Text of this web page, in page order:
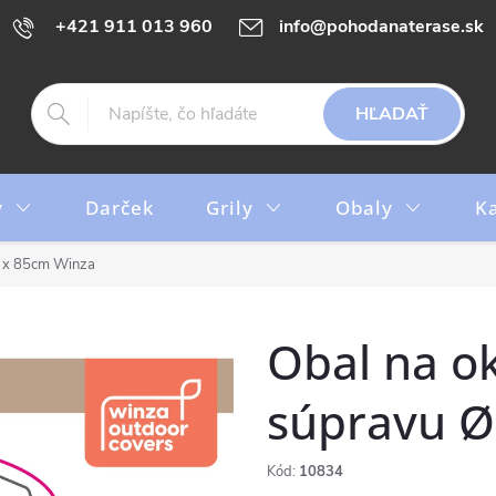
+421 911 013 960 info@pohodanaterase.sk
HĽADAŤ
Darček Grily Obaly
85cm Winza
Obal na
súpravu
Kód: 10834